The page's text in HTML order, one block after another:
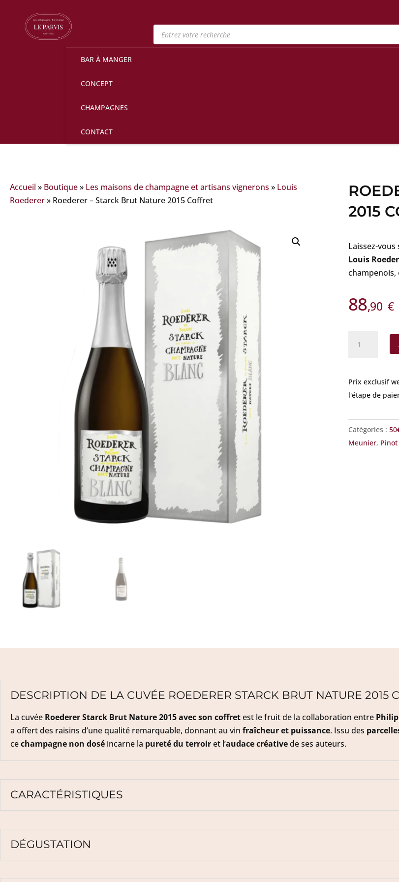
Recherche
de
produits
BAR À MANGER
CONCEPT
CHAMPAGNES
CONTACT
Accueil » Boutique» Les maisons de champagne et artisans vignerons » Louis
Roederer» Roederer – Starck Brut Nature 2015 Coffret
2015
Laissez-
Louis
champenois,
88,90 €
Starck
Brut
2015
Coffret
Prix exclusif
l'étape de
Catégories :
Meunier,
DESCRIPTION DE LA CUVÉE ROEDERER STARCK BRUT NATURE 2015
La cuvée RoedererStarck Brut Nature 2015 avec son coffretest le fruit de la collaboration entre
a offert des raisins d’une qualité remarquable, donnant au vin fraîcheur et puissance. Issu des
cechampagne non dosé incarne la pureté du terroiret l’audace créativede ses auteurs.
CARACTÉRISTIQUES
DÉGUSTATION